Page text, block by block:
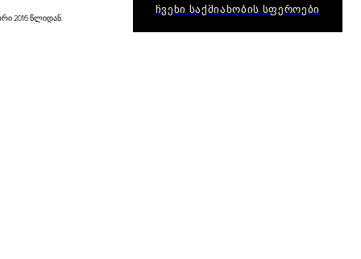
2016 წლიდან.
ᲩᲕᲔᲜᲘ ᲡᲐᲥᲛᲘᲐᲜᲝᲑᲘᲡ ᲡᲤᲔᲠᲝᲔᲑᲘ